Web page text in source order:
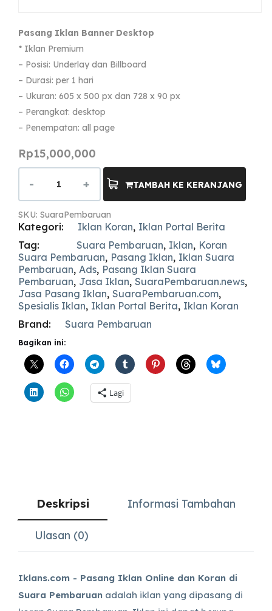
Pasang Iklan Banner Desktop
* Iklan Premium
– Posisi: Underlay dan Billboard
– Durasi: per 1 hari
– Ukuran: 605 x 500 px dan 728 x 90 px
– Perangkat: desktop
– Penempatan: all page
Rp15,000,000
TAMBAH KE KERANJANG
SKU: SuaraPembaruan
Kategori: Iklan Koran, Iklan Portal Berita
Tag:
Suara Pembaruan, Iklan, Koran
Suara Pembaruan, Pasang Iklan, Iklan Suara
Pembaruan, Ads, Pasang Iklan Suara
Pembaruan, Jasa Iklan, SuaraPembaruan.news,
Jasa Pasang Iklan, SuaraPembaruan.com,
Spesialis Iklan, Iklan Portal Berita, Iklan Koran
Brand:
Suara Pembaruan
Bagikan ini:
Lagi
Deskripsi Informasi Tambahan
Ulasan (0)
Iklans.com - Pasang Iklan Online dan Koran di
Suara Pembaruan adalah iklan yang dipasang di